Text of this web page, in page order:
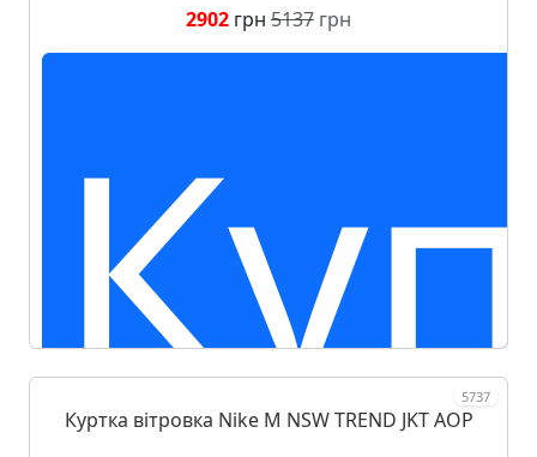
2902 грн 5137 грн
5737
Куртка вітровка Nike M NSW TREND JKT AOP